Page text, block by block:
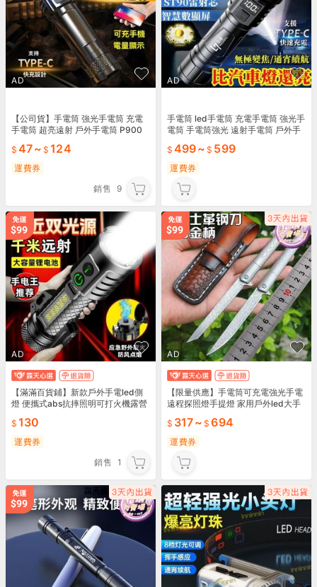
AD
【公司貨】手電筒 強光手電筒 充電
手電筒 超亮遠射 戶外手電筒 P900
疝氣手電
47~ 124
運費券
銷售
9
AD
手電筒 led手電筒 充電手電筒 強光手
電筒 手電筒強光 遠射手電筒 戶外手
499~ 599
運費券
AD
【滿滿百貨鋪】新款戶外手電led側
燈 便攜式abs抗摔照明可打火機露營
130
運費券
銷售 1
AD
【限量供應】手電筒可充電強光手電
遠程探照燈手提燈 家用戶外led大手
317~ 694
運費券